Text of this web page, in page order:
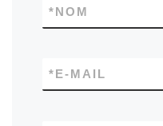
NOM
*
E-MAIL
*